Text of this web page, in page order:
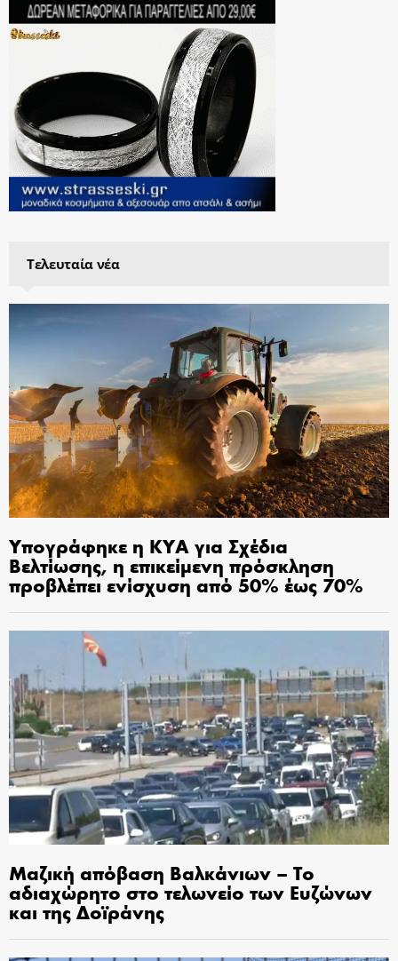
Τελευταία νέα
Υπογράφηκε η ΚΥΑ για Σχέδια
Βελτίωσης, η επικείμενη πρόσκληση
προβλέπει ενίσχυση από 50% έως 70%
Μαζική απόβαση Βαλκάνιων – Το
αδιαχώρητο στο τελωνείο των Ευζώνων
και της Δοϊράνης